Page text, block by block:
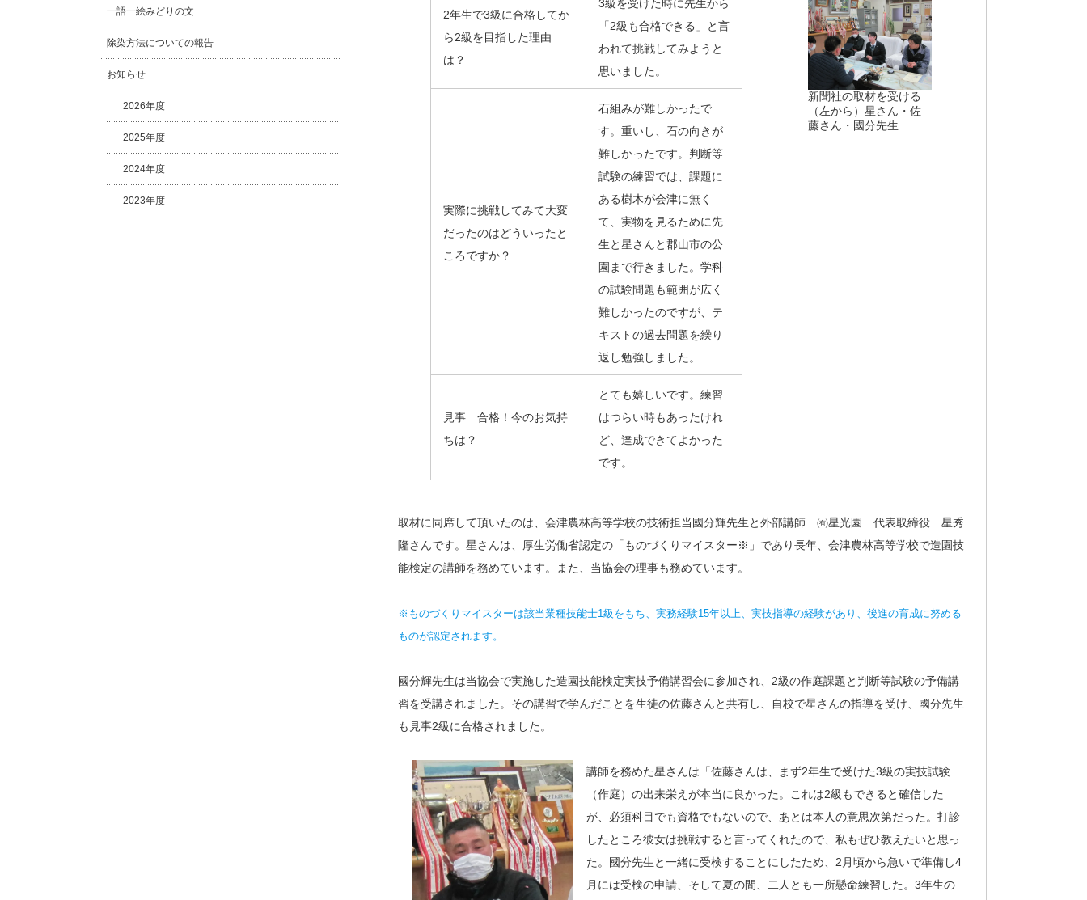
2年生で3級に合格してか
ら2級を目指した理由
は？
3級を受けた時に先生から
「2級も合格できる」と言
われて挑戦してみようと
思いました。
実際に挑戦してみて大変
だったのはどういったと
ころですか？
石組みが難しかったで
す。重いし、石の向きが
難しかったです。判断等
試験の練習では、課題に
ある樹木が会津に無く
て、実物を見るために先
生と星さんと郡山市の公
園まで行きました。学科
の試験問題も範囲が広く
難しかったのですが、テ
キストの過去問題を繰り
返し勉強しました。
見事 合格！今のお気持
ちは？
とても嬉しいです。練習
はつらい時もあったけれ
ど、達成できてよかった
です。
新聞社の取材を受ける
（左から）星さん・佐
藤さん・國分先生
取材に同席して頂いたのは、会津農林高等学校の技術担当國分輝先生と外部講師 ㈲星光園 代表取締役 星秀
隆さんです。星さんは、厚生労働省認定の「ものづくりマイスター※」であり長年、会津農林高等学校で造園技
能検定の講師を務めています。また、当協会の理事も務めています。
※ものづくりマイスターは該当業種技能士1級をもち、実務経験15年以上、実技指導の経験があり、後進の育成に努める
ものが認定されます。
國分輝先生は当協会で実施した造園技能検定実技予備講習会に参加され、2級の作庭課題と判断等試験の予備講
習を受講されました。その講習で学んだことを生徒の佐藤さんと共有し、自校で星さんの指導を受け、國分先生
も見事2級に合格されました。
講師を務めた星さんは「佐藤さんは、まず2年生で受けた3級の実技試験
（作庭）の出来栄えが本当に良かった。これは2級もできると確信した
が、必須科目でも資格でもないので、あとは本人の意思次第だった。打診
したところ彼女は挑戦すると言ってくれたので、私もぜひ教えたいと思っ
た。國分先生と一緒に受検することにしたため、2月頃から急いで準備し4
月には受検の申請、そして夏の間、二人とも一所懸命練習した。3年生の
一語一絵みどりの文
除染方法についての報告
お知らせ
2026年度
2025年度
2024年度
2023年度